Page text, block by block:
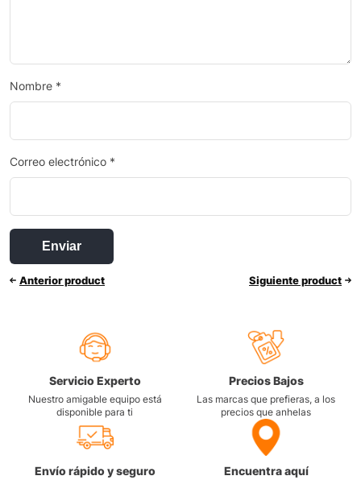
Nombre *
Correo electrónico *
Anterior product Siguiente product
Servicio Experto
Nuestro amigable equipo está
disponible para ti
Precios Bajos
Las marcas que prefieras, a los
precios que anhelas
Envío rápido y seguro Encuentra aquí